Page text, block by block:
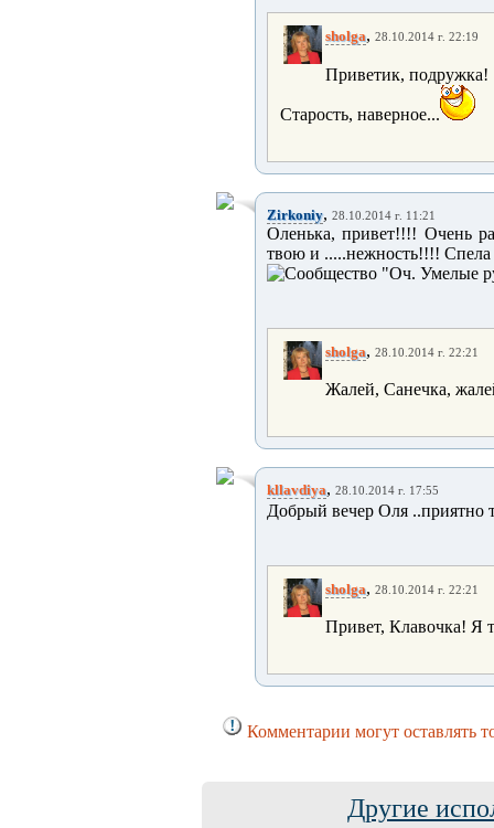
sholga, 28.10.2014 г. 22:19
Приветик, подружка!
Старость, наверное...
Zirkoniy, 28.10.2014 г. 11:21
Оленька, привет!!!! Очень
твою и .....нежность!!!!
sholga, 28.10.2014 г. 22:21
Жалей, Санечка,
kllavdiya, 28.10.2014 г. 17:55
Добрый вечер Оля ..приятно
sholga, 28.10.2014 г. 22:21
Привет, Клавочка! Я
Комментарии могут оставлять
Другие